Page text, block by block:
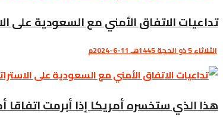
تداعيات الاتفاق الأمني مع ‫السعودية‬ على
الثلاثاء 5 ذو الحجة 1445هـ 11-6-2024م
هذا الذي ستخسره أمريكا إذا أبرمت اتفاقا